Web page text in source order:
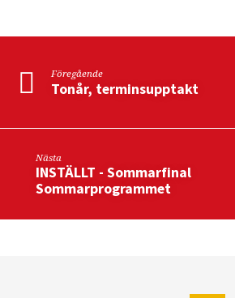
Föregående
Tonår, terminsupptakt
Nästa
INSTÄLLT - Sommarfinal
Sommarprogrammet